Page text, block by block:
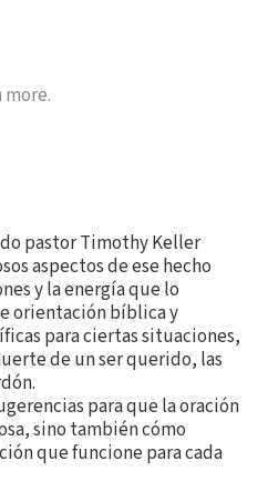
pastor Timothy Keller
aspectos de ese hecho
y la energía que lo
orientación bíblica y
para ciertas situaciones,
de un ser querido, las
para que la oración
sino también cómo
que funcione para cada